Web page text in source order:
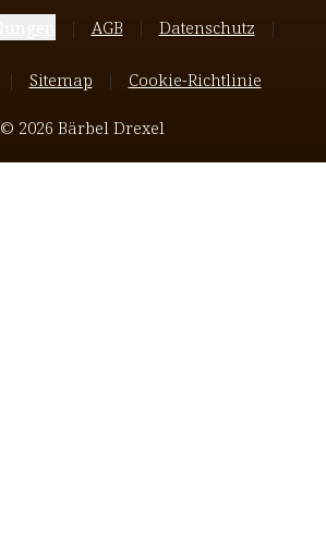
AGB Datenschutz
Sitemap Cookie-Richtlinie
© 2026 Bärbel Drexel